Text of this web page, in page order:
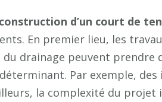
construction d’un court de
En premier lieu, les
du drainage peuvent
Par exemple,
la complexité du projet